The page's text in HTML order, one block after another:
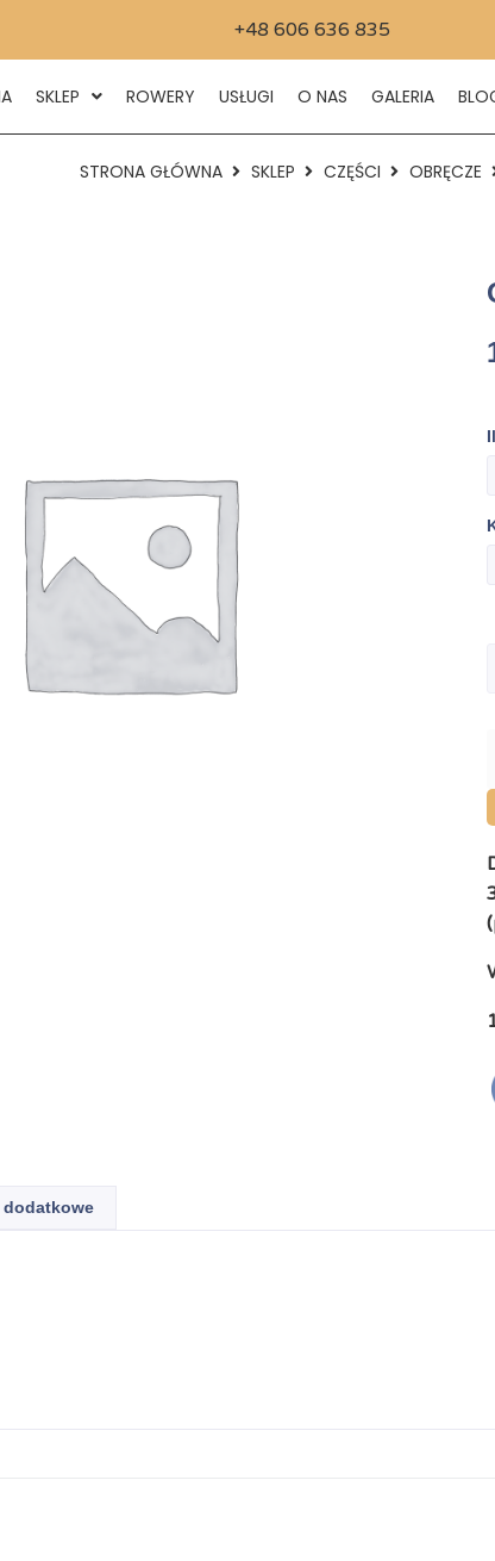
+48 606 636 835
SKLEP ROWERY USŁUGI O NAS GALERIA
STRONA GŁÓWNA SKLEP CZĘŚCI OBRĘCZE
dodatkowe